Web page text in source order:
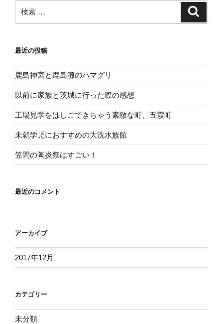
ン
検
索:
最近の投稿
鹿島神宮と鹿島灘のハマグリ
以前に家族と茨城に行った際の感想
工場見学をはしごできちゃう素敵な町、五霞町
未就学児におすすめの大洗水族館
笠間の陶炎祭はすごい！
最近のコメント
アーカイブ
2017年12月
カテゴリー
未分類